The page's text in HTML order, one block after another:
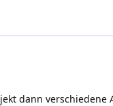
dann verschiedene